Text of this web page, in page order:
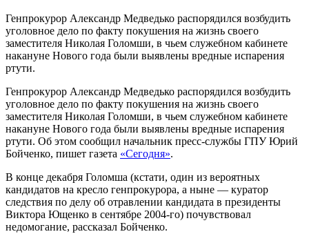
Генпрокурор Александр Медведько распорядился возбудить
уголовное дело по факту покушения на жизнь своего
заместителя Николая Голомши, в чьем служебном кабинете
накануне Нового года были выявлены вредные испарения
ртути.
Генпрокурор Александр Медведько распорядился возбудить
уголовное дело по факту покушения на жизнь своего
заместителя Николая Голомши, в чьем служебном кабинете
накануне Нового года были выявлены вредные испарения
ртути. Об этом сообщил начальник пресс-службы ГПУ Юрий
Бойченко, пишет газета «Сегодня».
В конце декабря Голомша (кстати, один из вероятных
кандидатов на кресло генпрокурора, а ныне — куратор
следствия по делу об отравлении кандидата в президенты
Виктора Ющенко в сентябре 2004-го) почувствовал
недомогание, рассказал Бойченко.